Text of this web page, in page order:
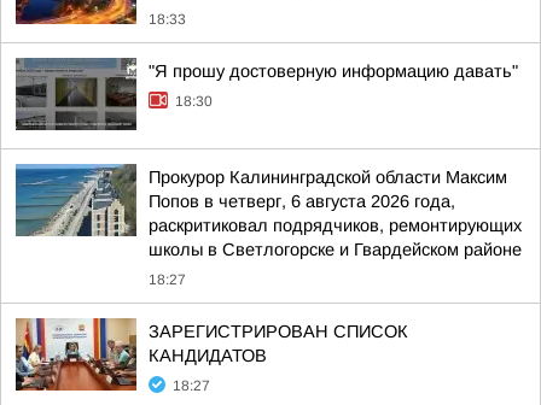
18:33
"Я прошу достоверную информацию давать"
18:30
Прокурор Калининградской области Максим
Попов в четверг, 6 августа 2026 года,
раскритиковал подрядчиков, ремонтирующих
школы в Светлогорске и Гвардейском районе
18:27
ЗАРЕГИСТРИРОВАН СПИСОК
КАНДИДАТОВ
18:27